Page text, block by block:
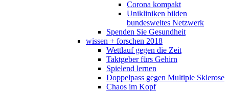
Corona kompakt
Unikliniken bilden
bundesweites Netzwerk
Spenden Sie Gesundheit
wissen + forschen 2018
Wettlauf gegen die Zeit
Taktgeber fürs Gehirn
Spielend lernen
Doppelpass gegen Multiple Sklerose
Chaos im Kopf